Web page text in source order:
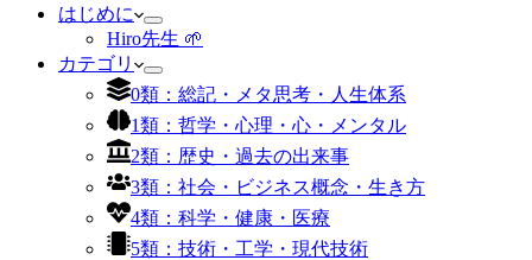
はじめに
Hiro先生 🌱
カテゴリ
0類：総記・メタ思考・人生体系
1類：哲学・心理・心・メンタル
2類：歴史・過去の出来事
3類：社会・ビジネス概念・生き方
4類：科学・健康・医療
5類：技術・工学・現代技術